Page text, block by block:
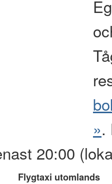
».
20:00
Flygtaxi utomlands